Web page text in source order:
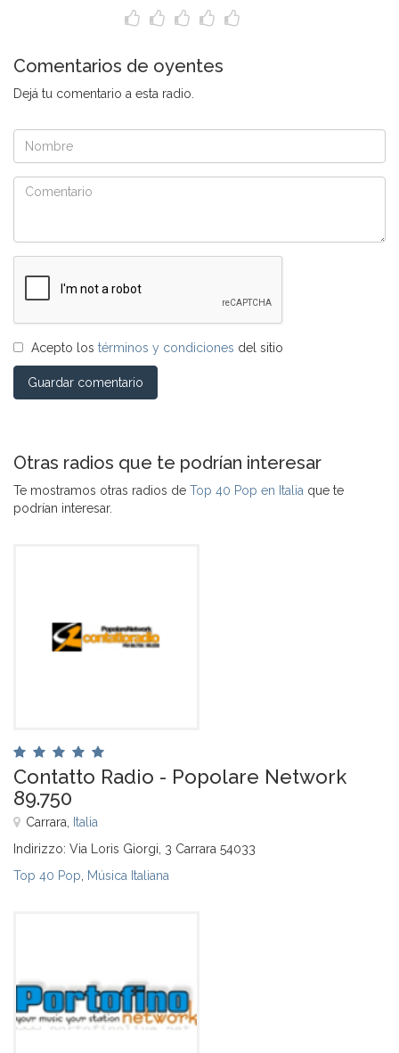
Comentarios de oyentes
Dejá tu comentario a esta radio.
Acepto los términos y condiciones del sitio
Guardar comentario
Otras radios que te podrían interesar
Te mostramos otras radios de Top 40 Pop en Italia que te
podrían interesar.
Contatto Radio - Popolare Network
89.750
Carrara, Italia
Indirizzo: Via Loris Giorgi, 3 Carrara 54033
Top 40 Pop Música Italiana